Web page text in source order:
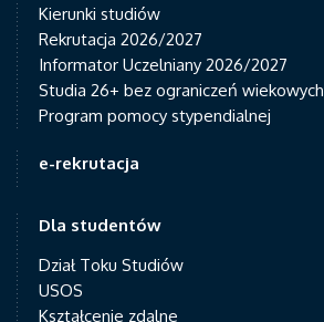
Kierunki studiów
Rekrutacja 2026/2027
Informator Uczelniany 2026/2027
Studia 26+ bez ograniczeń wiekowych
Program pomocy stypendialnej
e-rekrutacja
Dla studentów
Dział Toku Studiów
USOS
Kształcenie zdalne